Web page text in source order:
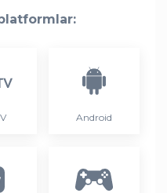
Android